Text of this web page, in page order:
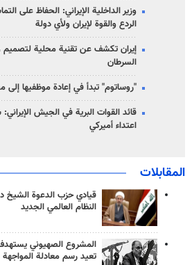
وزير الداخلية الإيراني: الحفاظ على
الردع والقوة لإيران ولأي دولة
إيران تكشف عن تقنية محلية لتصميم
السرطان
"روساتوم" تبدأ في إعادة موظفيها إلى
قائد القوات البرية في الجيش
اعتداء أميركي
المقابلات
قيادي حزب الدعوة الشيخ
النظام العالمي الجديد
المشروع الصهيوني يستهدف
تعيد رسم معادلة المواجهة